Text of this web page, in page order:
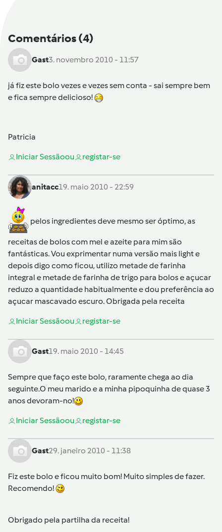
Comentários(4)
Gast3. novembro 2010 - 11:57
já fiz este bolo vezes e vezes sem conta - sai sempre bem
e fica sempre delicioso!
Patricia
Iniciar Sessãoou registar-se
anitacc19. maio 2010 - 22:59
pelos ingredientes deve mesmo ser óptimo, as
receitas de bolos com mel e azeite para mim são
fantásticas. Vou exprimentar numa versão mais light e
depois digo como ficou, utilizo metade de farinha
integral e metade de farinha de trigo para bolos e açucar
reduzo a quantidade habitualmente e dou preferência ao
açucar mascavado escuro. Obrigada pela receita
Iniciar Sessãoou registar-se
Gast19. maio 2010 - 14:45
Sempre que faço este bolo, raramente chega ao dia
seguinte.O meu marido e a minha pipoquinha de quase 3
anos devoram-no!
Iniciar Sessãoou registar-se
Gast29. janeiro 2010 - 11:38
Fiz este bolo e ficou muito bom! Muito simples de fazer.
Recomendo!
Obrigado pela partilha da receita!